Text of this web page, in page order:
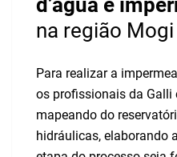
na região
Para realizar a
os profissionais da
mapeando do
hidráulicas, elaborando